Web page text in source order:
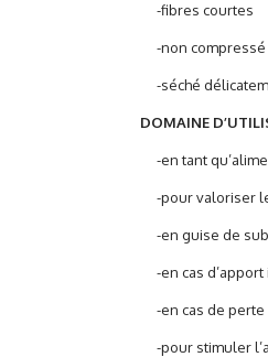
-fibres courtes
-non compressé
-séché
DOMAINE
-en tant
-pour valoriser
-en guise de
-en cas d’apport
-en cas de perte
-pour stimuler